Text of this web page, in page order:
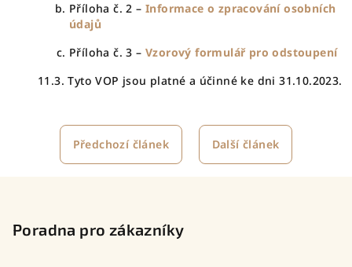
Příloha č. 2 – Informace o zpracování osobních
údajů
Příloha č. 3 – Vzorový formulář pro odstoupení
11.3. Tyto VOP jsou platné a účinné ke dni 31.10.2023.
Předchozí článek Další článek
Poradna pro zákazníky